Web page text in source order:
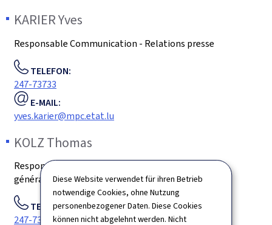
Diese Website verwendet für ihren Betrieb
notwendige Cookies, ohne Nutzung
personenbezogener Daten. Diese Cookies
können nicht abgelehnt werden. Nicht
KARIERYves
Responsable Communication - Relations presse
TELEFON:
247-73733
E-MAIL:
yves.karier@mpc.etat.lu
KOLZ Thomas
Responsable Service Digitalisation, PMO et Affaires
générales
TELEFON:
247-73702